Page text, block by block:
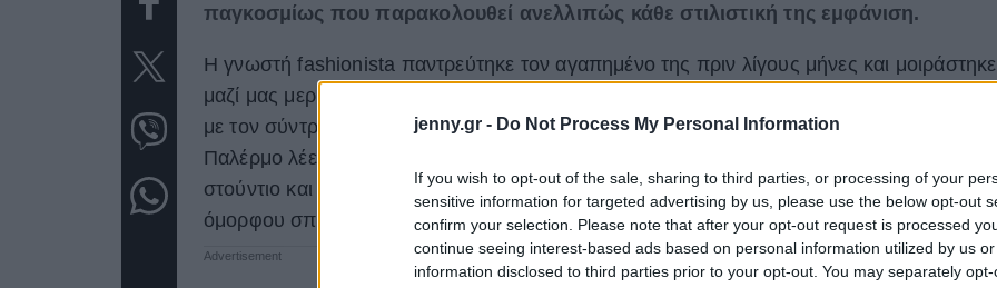
jenny.gr - Do Not Process My Personal Information
If you wish to opt-out of the sale, sharing to third parties, or processing of your
sensitive information for targeted advertising by us, please use the below opt-out
confirm your selection. Please note that after your opt-out request is processed
continue seeing interest-based ads based on personal information utilized by us
information disclosed to third parties prior to your opt-out. You may separately
παγκοσμίως που παρακολουθεί ανελλιπώς κάθε στιλιστική της εμφάνιση.
Η γνωστή fashionista παντρεύτηκε τον αγαπημένο της πριν λίγους μήνες και μοιράστηκε
μαζί μας μερικά τιπς για να διακοσμήσετε το σπίτι σας όταν ξεκινήσετε τη συγκατοίκηση
με τον σύντροφό σας - ή για να ανανεώσετε το σπίτι σας και μαζί και τη σχέση σας. Η
Παλέρμο λέει πως το πρώτο σπίτι στο οποίο συγκατοίκησαν ήταν ένα πολύ μικρό
στούντιο και μας επισημαίνει πως ο χώρος δεν παίζει κανέναν ρόλο στη δημιουργία ενός
όμορφου σπιτικού.